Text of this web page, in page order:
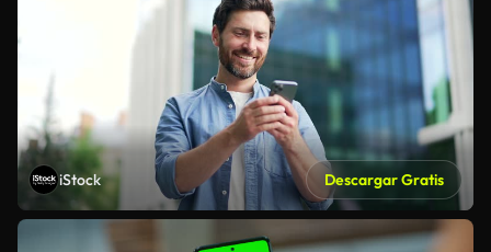
iStock Descargar Gratis